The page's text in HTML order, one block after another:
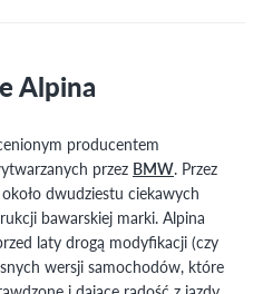
Alpina
producentem
przez BMW. Przez
dwudziestu ciekawych
bawarskiej marki. Alpina
laty drogą modyfikacji (czy
wersji samochodów, które